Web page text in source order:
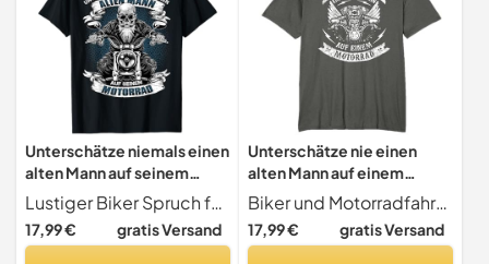
Unterschätze niemals einen
alten Mann auf seinem
Motorrad T-Shirt
Lustiger Biker Spruch für den alten Mann
17,99 € gratis Versand
Unterschätze nie einen
alten Mann auf einem
Motorrad T-Shirt T-Shirt
Biker und Motorradfahrer T-Shirts
17,99 € gratis Versand